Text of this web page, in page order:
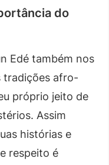
do
Edé também nos
tradições afro-
próprio jeito de
Assim
histórias e
respeito é